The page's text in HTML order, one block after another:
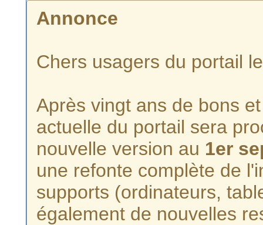
Annonce
Chers usagers du portail
Après vingt ans de bons
actuelle du portail sera
nouvelle version au 1er
une refonte complète de
supports (ordinateurs,
également de nouvelles